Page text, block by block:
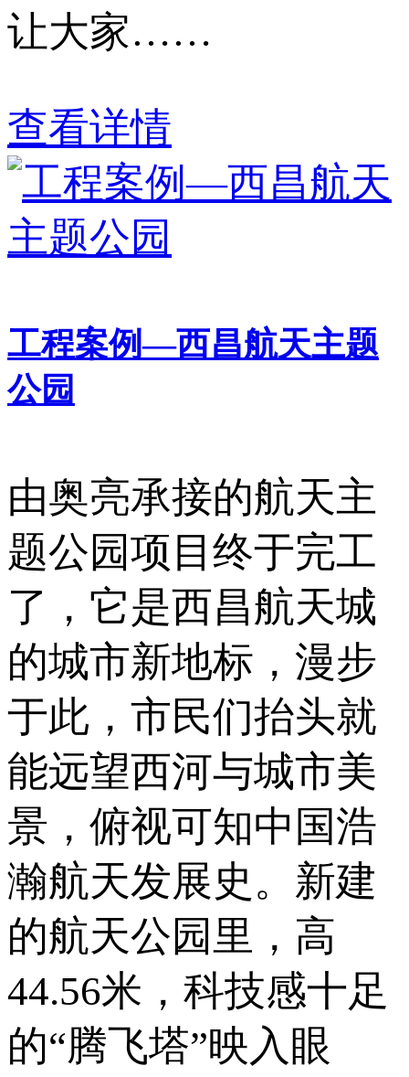
让大家……
查看详情
工程案例—西昌航天主题
公园
由奥亮承接的航天主
题公园项目终于完工
了，它是西昌航天城
的城市新地标，漫步
于此，市民们抬头就
能远望西河与城市美
景，俯视可知中国浩
瀚航天发展史。新建
的航天公园里，高
44.56米，科技感十足
的“腾飞塔”映入眼